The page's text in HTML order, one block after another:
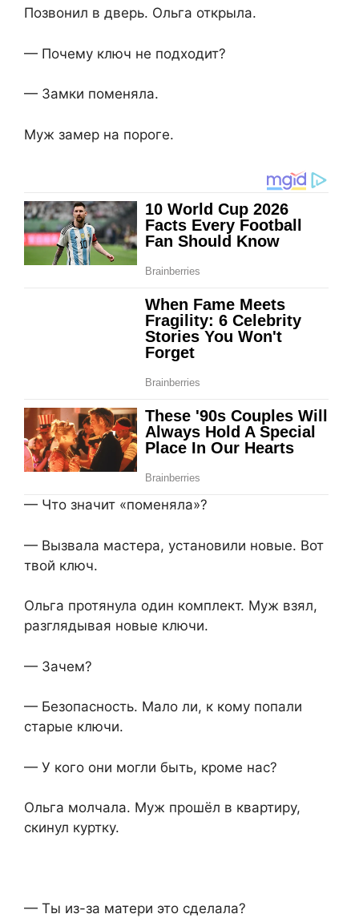
Позвонил в дверь. Ольга открыла.
— Почему ключ не подходит?
— Замки поменяла.
Муж замер на пороге.
— Что значит «поменяла»?
— Вызвала мастера, установили новые. Вот
твой ключ.
Ольга протянула один комплект. Муж взял,
разглядывая новые ключи.
— Зачем?
— Безопасность. Мало ли, к кому попали
старые ключи.
— У кого они могли быть, кроме нас?
Ольга молчала. Муж прошёл в квартиру,
скинул куртку.
— Ты из-за матери это сделала?